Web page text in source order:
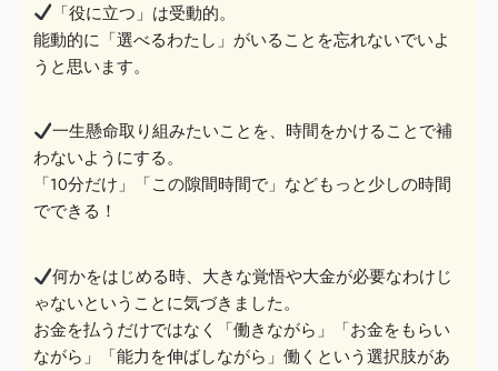
「役に立つ」は受動的。
能動的に「選べるわたし」がいることを忘れないでいよ
うと思います。
一生懸命取り組みたいことを、時間をかけることで補
わないようにする。
「10分だけ」「この隙間時間で」なども っと少しの時間
でできる！
何かをはじめる時、大きな覚悟や大金が必要なわけじ
ゃないということに気づきました。
お金を払うだけではなく「働きながら」「お金をもらい
ながら」「能力を伸ばしながら」働くという選択肢があ